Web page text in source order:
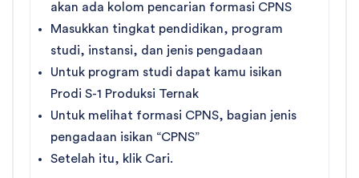
akan ada kolom pencarian formasi CPNS
Masukkan tingkat pendidikan, program
studi, instansi, dan jenis pengadaan
Untuk program studi dapat kamu isikan
Prodi S-1 Produksi Ternak
Untuk melihat formasi CPNS, bagian jenis
pengadaan isikan “CPNS”
Setelah itu, klik Cari.